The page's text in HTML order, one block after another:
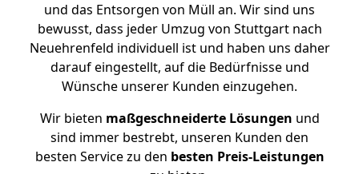
und das Entsorgen von Müll an. Wir sind uns
bewusst, dass jeder Umzug von Stuttgart nach
Neuehrenfeld individuell ist und haben uns daher
darauf eingestellt, auf die Bedürfnisse und
Wünsche unserer Kunden einzugehen.
Wir bieten maßgeschneiderte Lösungen und
sind immer bestrebt, unseren Kunden den
besten Service zu den besten Preis-Leistungen